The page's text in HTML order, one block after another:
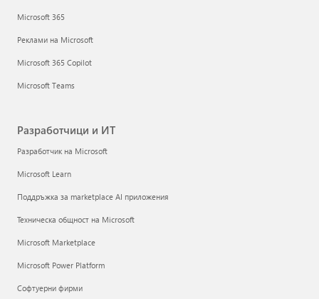
Microsoft 365
Реклами на Microsoft
Microsoft 365 Copilot
Microsoft Teams
Разработчици и ИТ
Разработчик на Microsoft
Microsoft Learn
Поддръжка за marketplace AI приложения
Техническа общност на Microsoft
Microsoft Marketplace
Microsoft Power Platform
Софтуерни фирми